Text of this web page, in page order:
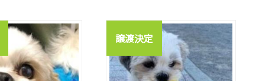
譲渡決定